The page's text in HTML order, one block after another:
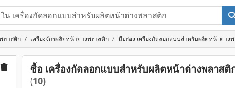
ลาสติก เครื่องจักรผลิตหน้าต่างพลาสติก มือสอง เครื่องกัดลอกแบบสำหรับผลิตหน้าต่าง
ซื้อ เครื่องกัดลอกแบบสำหรับผลิตหน้าต่างพลาสติ
(10)